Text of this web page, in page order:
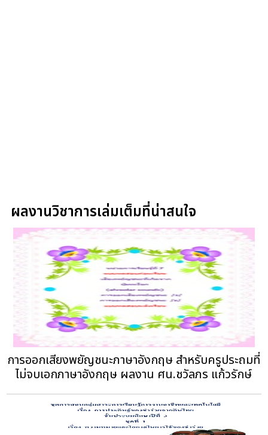
ผลงานวิชาการเล่มเต็มที่น่าสนใจ
การออกเสียงพยัญชนะภาษาอังกฤษ สำหรับครูประถมที่
ไม่จบเอกภาษาอังกฤษ ผลงาน ศน.ชวัลภร แก้วรักษ์